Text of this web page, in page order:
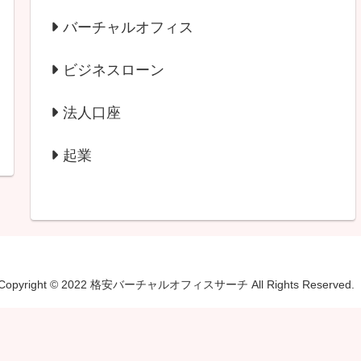
バーチャルオフィス
ビジネスローン
法人口座
起業
© 2022 格安バーチャルオフィスサーチ All Rights Reserved.